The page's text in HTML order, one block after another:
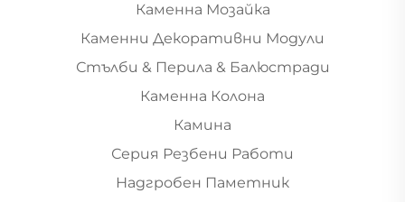
Каменна Мозайка
Каменни Декоративни Модули
Стълби & Перила & Балюстради
Каменна Колона
Камина
Серия Резбени Работи
Надгробен Паметник